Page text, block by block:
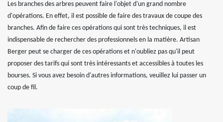
Les branches des arbres peuvent faire l'objet d'un grand nombre
d'opérations. En effet, il est possible de faire des travaux de coupe des
branches. Afin de faire ces opérations qui sont très techniques, il est
indispensable de rechercher des professionnels en la matière. Artisan
Berger peut se charger de ces opérations et n'oubliez pas qu'il peut
proposer des tarifs qui sont très intéressants et accessibles à toutes les
bourses. Si vous avez besoin d'autres informations, veuillez lui passer un
coup de fil.